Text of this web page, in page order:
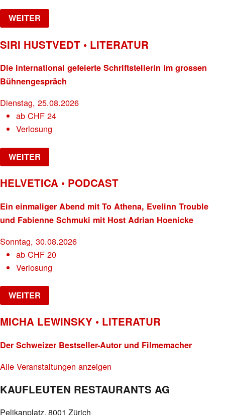
WEITER
SIRI HUSTVEDT • LITERATUR
Die international gefeierte Schriftstellerin im grossen
Bühnengespräch
Dienstag, 25.08.2026
abCHF 24
Verlosung
WEITER
HELVETICA • PODCAST
Ein einmaliger Abend mit To Athena, Evelinn Trouble
und Fabienne Schmuki mit Host Adrian Hoenicke
Sonntag, 30.08.2026
abCHF 20
Verlosung
WEITER
MICHA LEWINSKY • LITERATUR
Der Schweizer Bestseller-Autor und Filmemacher
Alle Veranstaltungen anzeigen
KAUFLEUTEN RESTAURANTS AG
Pelikanplatz, 8001 Zürich